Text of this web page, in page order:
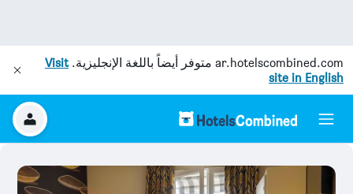
ar.hotelscombined.com متوفر أيضاً باللغة الإنجليزية.Visit
site in English